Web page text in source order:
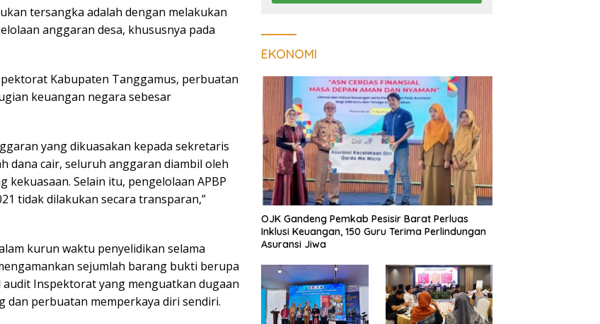
tersangka adalah dengan melakukan
anggaran desa, khususnya pada
Kabupaten Tanggamus, perbuatan
keuangan negara sebesar
yang dikuasakan kepada sekretaris
dana cair, seluruh anggaran diambil oleh
kekuasaan. Selain itu, pengelolaan APBP
tidak dilakukan secara transparan,”
kurun waktu penyelidikan selama
sejumlah barang bukti berupa
Inspektorat yang menguatkan dugaan
dan perbuatan memperkaya diri sendiri.
EKONOMI
OJK Gandeng Pemkab Pesisir Barat Perluas
Inklusi Keuangan, 150 Guru Terima Perlindungan
Asuransi Jiwa